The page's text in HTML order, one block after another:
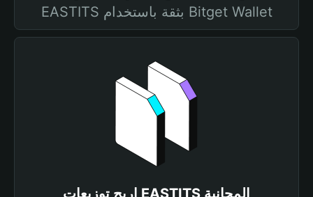
EASTITS بثقة باستخدام Bitget Wallet
اربح توزيعات EASTITS المجانية